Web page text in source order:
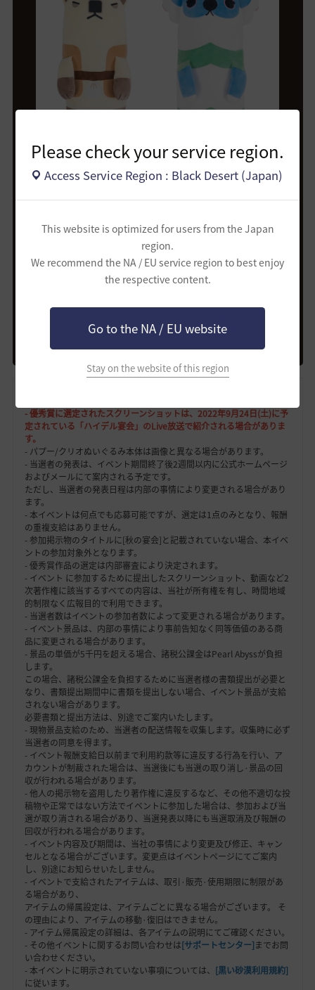
Please check your service region.
Access Service Region : Black Desert (Japan)
This website is optimized for users from the Japan
region.
We recommend the NA / EU service region to best enjoy
the respective content.
Go to the NA / EU website
Stay on the website of this region
参加賞 - 初秋の包み
冒険者様全員！
初秋の包みの構成品が気にな
- 優秀賞に選定されたスクリーンショットは、2022年9月24日(土)に予
定されている「ハイデル宴会」のLive放送で紹介される場合がありま
す。
- パプー/クリオぬいぐるみ本体は画像と異なる場合があります。
- 当選者の発表は、イベント期間終了後2週間以内に公式ホームページ
およびメールにて案内される予定です。
ただし、当選者の発表日程は内部の事情により変更される場合があり
ます。
- 本イベントは何点でも応募可能ですが、選定は1点のみとなり、報酬
の重複支給はありません。
- 参加掲示物のタイトルに[秋の宴会]と記載されていない場合、本イベ
ントの参加対象外となります。
- 優秀賞作品の選定は内部審査により決定されます。
- イベント に参加するために提出したスクリーンショット、動画など2
次著作権に該当するすべての内容は、当社が所有権を有し、時間地域
的制限なく広報目的で利用できます。
- 当選者数はイベントの参加者数によって変更される場合があります。
- イベント景品は、内部の事情により事前告知なく同等価値のある商
品に変更される場合があります。
- 景品の単価が5千円を超える場合、諸税公課金はPearl Abyssが負担
します。
この場合、諸税公課金を負担するために当選者様の書類提出が必要と
なり、書類提出期間中に書類を提出しない場合、イベント景品が支給
されない場合があります。
必要書類と提出方法は、別途でご案内いたします。
- 現物景品支給のため、当選者の配送情報を収集します。収集時に必ず
当選者の同意を得ます。
- イベント報酬支給日以前まで利用約款等に違反する行為を行い、ア
カウントが制裁された場合は、当選後にも当選の取り消し·景品の回
収が行われる場合があります。
- 他人の掲示物を盗用したり著作権に違反するなど、その他不適切な投
稿物や正常ではない方法でイベントに参加した場合は、参加および当
選が取り消される場合があり、当選発表以降にも当選取消及び報酬の
回収が行われる場合があります。
- イベント内容及び期間は、当社の事情により変更及び修正、キャン
セルとなる場合がございます。変更点はイベントページにてご案内
し、別途にお知らせいたしません。
- イベントで支給されたアイテムは、取引·販売·使用期限に制限があ
る場合があり、
アイテムの帰属設定は、アイテムごとに異なる場合がございます。 そ
の理由により、アイテムの移動·復旧はできません。
- アイテム帰属設定の詳細は、各アイテムの説明にてご確認ください。
- その他イベントに関するお問い合わせは[サポートセンター]までお問
い合わせください。
- 本イベントに明示されていない事項については、 [黒い砂漠利用規約]
に従います。